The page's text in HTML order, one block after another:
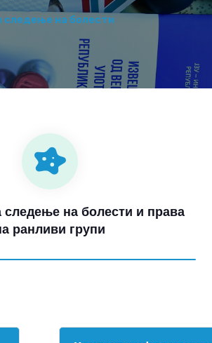
следење на болести
следење на болести и права
ранливи групи